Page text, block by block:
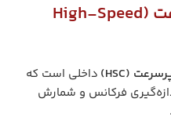
3. شمارنده‌های پرسرعت (High-Speed
داخلی است که
فرکانس و شمارش